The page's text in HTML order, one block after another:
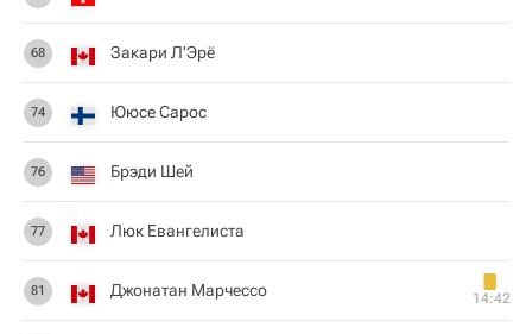
68 Закари Л'Эрё
74 Ююсе Сарос
76 Брэди Шей
77 Люк Евангелиста
81 Джонатан Марчессо 14:42